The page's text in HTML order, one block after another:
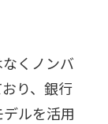
くノンバ
り、銀行
ルを活用